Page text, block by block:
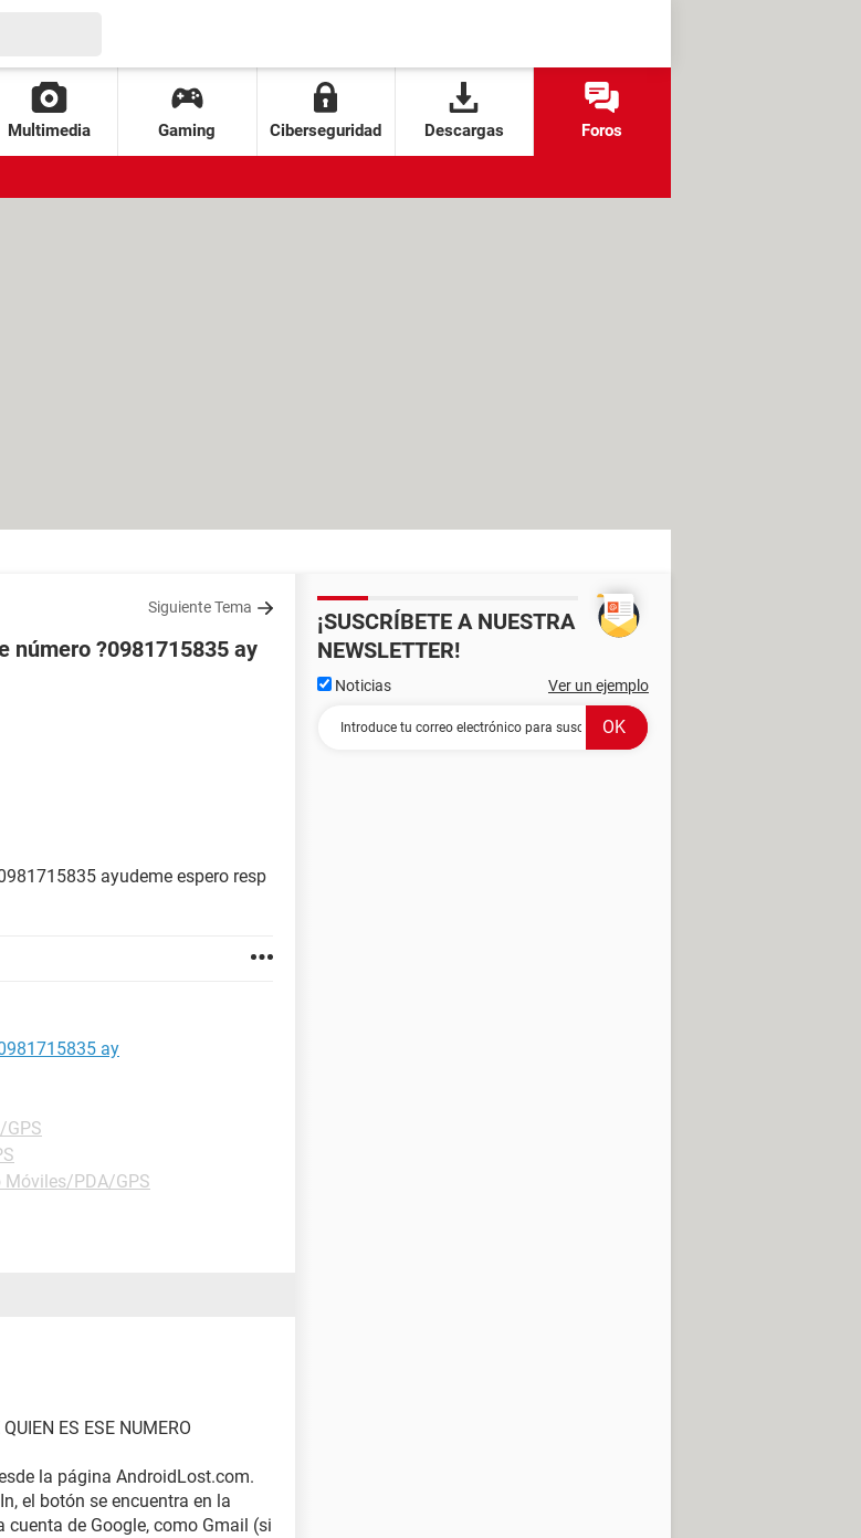
Multimedia Gaming Ciberseguridad Descargas Foros
Siguiente Tema
número ?0981715835 ay
ayudeme espero resp
ay
GPS
Móviles/PDA/GPS
ES ESE NUMERO
la página AndroidLost.com.
el botón se encuentra en la
de Google, como Gmail (si
¡SUSCRÍBETE A NUESTRA
NEWSLETTER!
Noticias Ver un ejemplo